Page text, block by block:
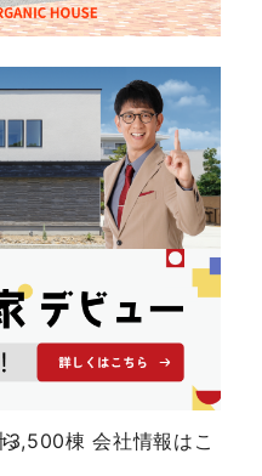
nattoku リノベ
スタッフブログ
土地情報